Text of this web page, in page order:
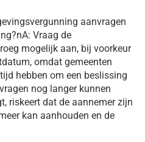
aanvragen
Vraag de
mogelijk aan, bij voorkeur
omdat gemeenten
hebben om een beslissing
nog langer kunnen
riskeert dat de aannemer zijn
kan aanhouden en de